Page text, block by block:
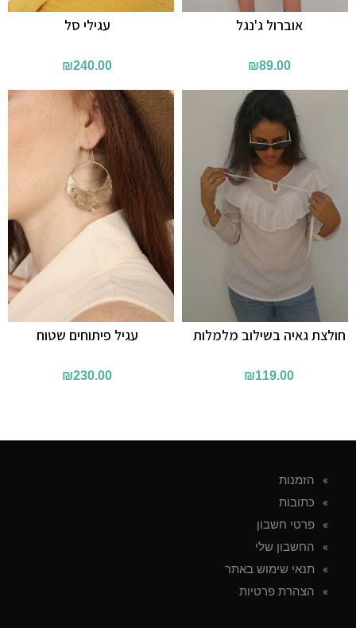
עגילי סל
₪240.00
אוברול ג'נגל
₪89.00
עגיל פיתוחים שטוח
₪230.00
חולצת גאיה בשילוב מלמלות
₪119.00
הזמנות
כתובות
פרטי חשבון
החשבון שלי
תנאי שימוש באתר
הצהרת פרטיות